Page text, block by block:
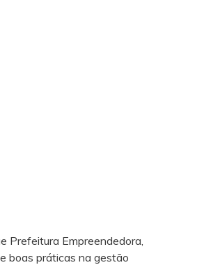
Prefeitura Empreendedora,
boas práticas na gestão